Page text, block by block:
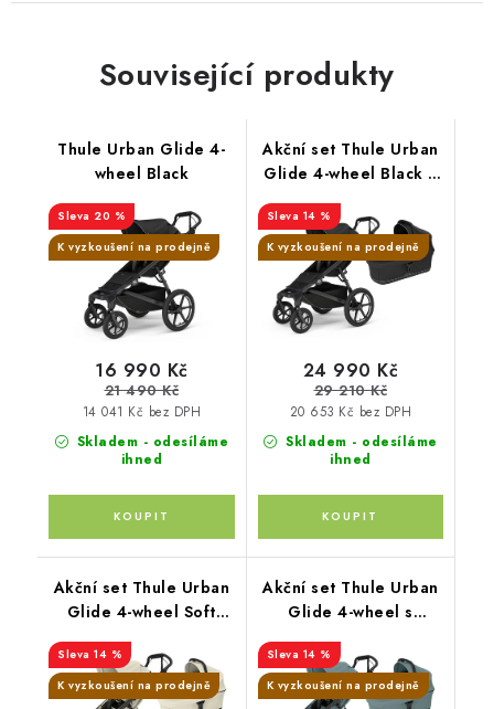
Související produkty
Thule Urban Glide 4-
wheel Black
20 %
K vyzkoušení na prodejně
Skladem - odesíláme
ihned
14 041 Kč bez DPH
16 990 Kč
21 490 Kč
Akční set Thule Urban
Glide 4-wheel Black +
hluboká korba
14 %
K vyzkoušení na prodejně
Skladem - odesíláme
ihned
20 653 Kč bez DPH
24 990 Kč
29 210 Kč
Akční set Thule Urban
Glide 4-wheel Soft
Beige + hluboká korba
14 %
K vyzkoušení na prodejně
Akční set Thule Urban
Glide 4-wheel s
magnetickou přezkou
Mid blue + hluboká
korba
14 %
K vyzkoušení na prodejně